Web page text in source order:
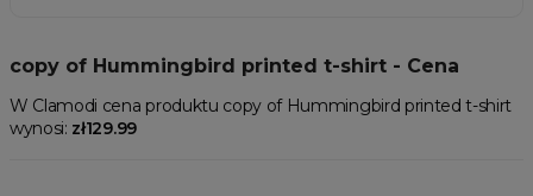
copy of Hummingbird printed t-shirt - Cena
W Clamodi cena produktu copy of Hummingbird printed t-shirt
wynosi: zł129.99